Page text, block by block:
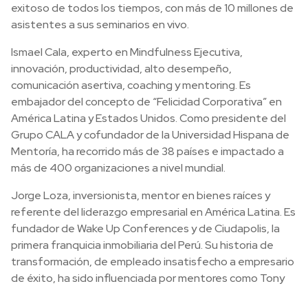
exitoso de todos los tiempos, con más de 10 millones de
asistentes a sus seminarios en vivo.
Ismael Cala, experto en Mindfulness Ejecutiva,
innovación, productividad, alto desempeño,
comunicación asertiva, coaching y mentoring. Es
embajador del concepto de “Felicidad Corporativa” en
América Latina y Estados Unidos. Como presidente del
Grupo CALA y cofundador de la Universidad Hispana de
Mentoría, ha recorrido más de 38 países e impactado a
más de 400 organizaciones a nivel mundial.
Jorge Loza, inversionista, mentor en bienes raíces y
referente del liderazgo empresarial en América Latina. Es
fundador de Wake Up Conferences y de Ciudapolis, la
primera franquicia inmobiliaria del Perú. Su historia de
transformación, de empleado insatisfecho a empresario
de éxito, ha sido influenciada por mentores como Tony